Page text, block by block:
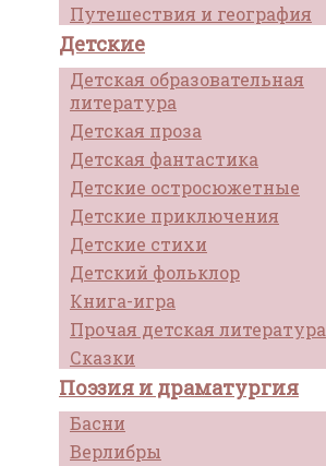
Путешествия и география
Детские
Детская образовательная
литература
Детская проза
Детская фантастика
Детские остросюжетные
Детские приключения
Детские стихи
Детский фольклор
Книга-игра
Прочая детская литература
Сказки
Поэзия и драматургия
Басни
Верлибры